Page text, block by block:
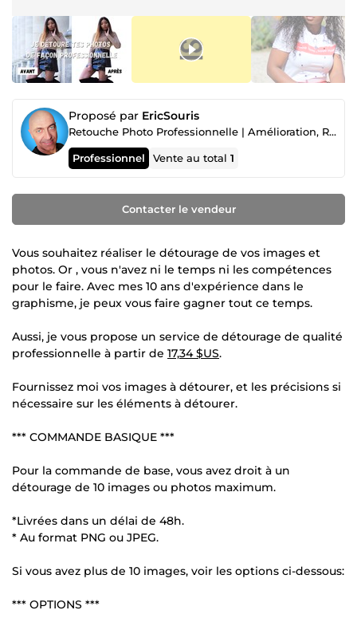
Proposé par EricSouris
Retouche Photo Professionnelle | Amélioration, Retouche Beauté et Créative
Professionnel Vente au total1
Contacter le vendeur
Vous souhaitez réaliser le détourage de vos images et
photos. Or , vous n'avez ni le temps ni les compétences
pour le faire. Avec mes 10 ans d'expérience dans le
graphisme, je peux vous faire gagner tout ce temps.
Aussi, je vous propose un service de détourage de qualité
professionnelle à partir de 17,34 $US.
Fournissez moi vos images à détourer, et les précisions si
nécessaire sur les éléments à détourer.
*** COMMANDE BASIQUE ***
Pour la commande de base, vous avez droit à un
détourage de 10 images ou photos maximum.
*Livrées dans un délai de 48h.
* Au format PNG ou JPEG.
Si vous avez plus de 10 images, voir les options ci-dessous:
*** OPTIONS ***